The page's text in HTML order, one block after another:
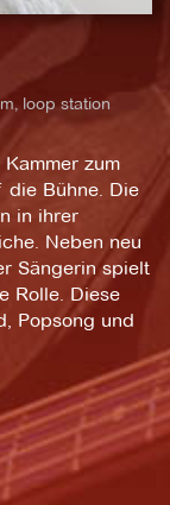
loop station
zum
die Bühne. Die
in ihrer
Neben neu
Sängerin spielt
Rolle. Diese
Popsong und